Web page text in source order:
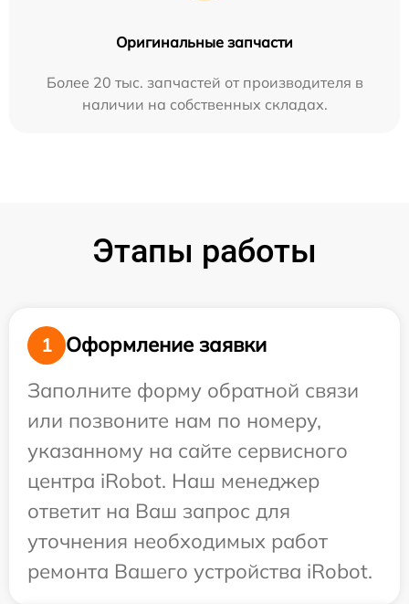
Оригинальные запчасти
Более 20 тыс. запчастей от производителя в
наличии на собственных складах.
Этапы работы
1
Оформление заявки
Заполните форму обратной связи
или позвоните нам по номеру,
указанному на сайте сервисного
центра iRobot. Наш менеджер
ответит на Ваш запрос для
уточнения необходимых работ
ремонта Вашего устройства iRobot.